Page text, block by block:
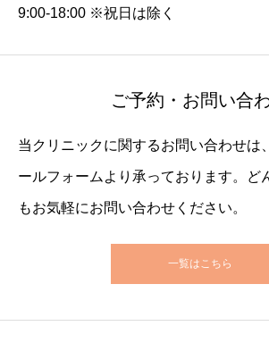
9:00-18:00 ※祝日は除く
ご予約・お問い合
当クリニックに関するお問い合わせは
ールフォームより承っております。ど
もお気軽にお問い合わせください。
一覧はこちら